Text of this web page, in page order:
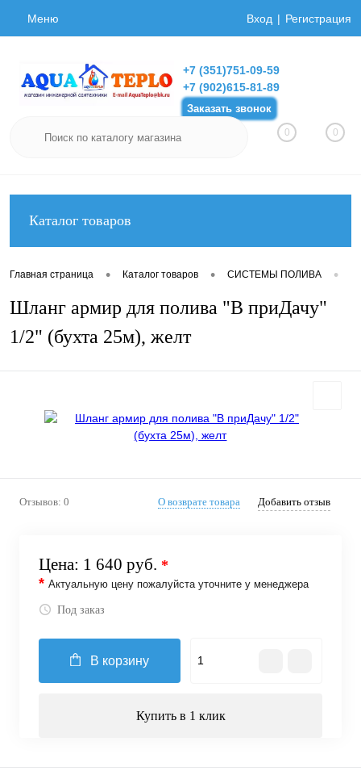
Меню Вход Регистрация
+7 (351)751-09-59
+7 (902)615-81-89
Заказать звонок
0 0
Каталог товаров
Главная страница • Каталог товаров • СИСТЕМЫ ПОЛИВА •
Шланг армир для полива "В приДачу"
1/2" (бухта 25м), желт
Отзывов: 0 О возврате товара Добавить отзыв
Цена: 1 640 руб. *
* Актуальную цену пожалуйста уточните у менеджера
Под заказ
В корзину
Купить в 1 клик